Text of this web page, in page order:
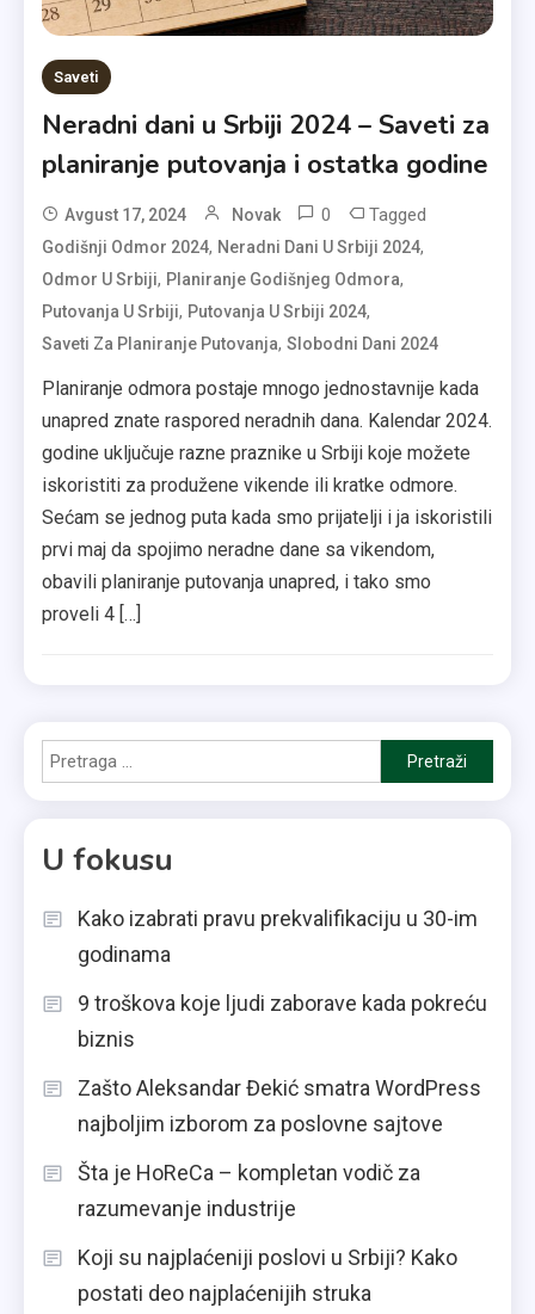
Saveti
Neradni dani u Srbiji 2024 – Saveti za
planiranje putovanja i ostatka godine
Avgust 17, 2024 Novak 0 Tagged
Godišnji Odmor 2024, Neradni Dani U Srbiji 2024,
Odmor U Srbiji, Planiranje Godišnjeg Odmora,
Putovanja U Srbiji, Putovanja U Srbiji 2024,
Saveti Za Planiranje Putovanja,Slobodni Dani 2024
Planiranje odmora postaje mnogo jednostavnije kada
unapred znate raspored neradnih dana. Kalendar 2024.
godine uključuje razne praznike u Srbiji koje možete
iskoristiti za produžene vikende ili kratke odmore.
Sećam se jednog puta kada smo prijatelji i ja iskoristili
prvi maj da spojimo neradne dane sa vikendom,
obavili planiranje putovanja unapred, i tako smo
proveli 4 […]
Pretraga
za:
U fokusu
Kako izabrati pravu prekvalifikaciju u 30-im
godinama
9 troškova koje ljudi zaborave kada pokreću
biznis
Zašto Aleksandar Đekić smatra WordPress
najboljim izborom za poslovne sajtove
Šta je HoReCa – kompletan vodič za
razumevanje industrije
Koji su najplaćeniji poslovi u Srbiji? Kako
postati deo najplaćenijih struka